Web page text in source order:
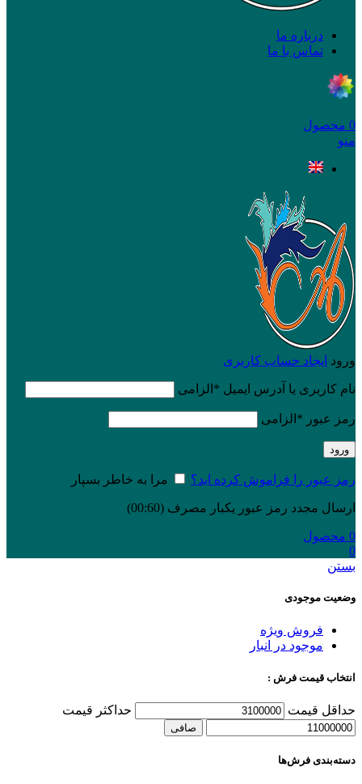
درباره ما
تماس با ما
0 محصول
منو
ورود ایجاد حساب کاربری
نام کاربری یا آدرس ایمیل * الزامی
رمز عبور * الزامی
ورود
رمز عبور را فراموش کرده اید؟ مرا به خاطر بسپار
ارسال مجدد رمز عبور یکبار مصرف (00:
60
)
0 محصول
0
بستن
وضعیت موجودی
فروش ویژه
موجود در انبار
انتخاب قیمت فرش :
حداقل قیمت حداكثر قيمت
صافی
دسته‌بندی‌ فرش‌ها